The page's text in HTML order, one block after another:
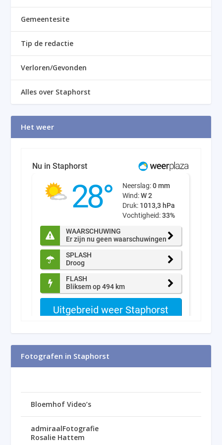
Gemeentesite
Tip de redactie
Verloren/Gevonden
Alles over Staphorst
Het weer
Fotografen in Staphorst
Bloemhof Video’s
admiraalFotografie
Rosalie Hattem